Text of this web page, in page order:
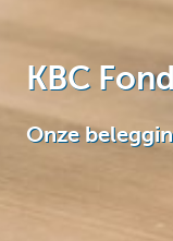
KBC
Onze